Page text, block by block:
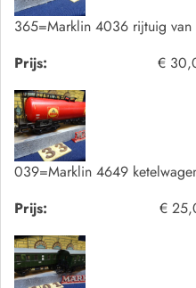
365=Marklin 4036 rijtuig van
Prijs:
€
039=Marklin 4649
Prijs:
€